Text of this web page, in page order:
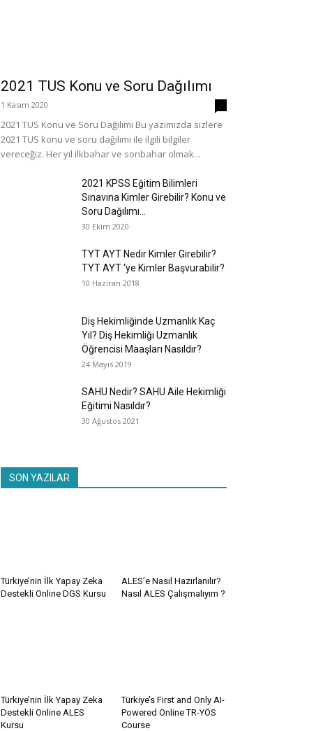
2021 TUS Konu ve Soru Dağılımı
1 Kasım 2020
2021 TUS Konu ve Soru Dağılımı Bu yazımızda sizlere
2021 TUS konu ve soru dağılımı ile ilgili bilgiler
vereceğiz. Her yıl ilkbahar ve sonbahar olmak...
2021 KPSS Eğitim Bilimleri
Sınavına Kimler Girebilir? Konu ve
Soru Dağılımı...
30 Ekim 2020
TYT AYT Nedir Kimler Girebilir?
TYT AYT ‘ye Kimler Başvurabilir?
10 Haziran 2018
Diş Hekimliğinde Uzmanlık Kaç
Yıl? Diş Hekimliği Uzmanlık
Öğrencisi Maaşları Nasıldır?
24 Mayıs 2019
SAHU Nedir? SAHU Aile Hekimliği
Eğitimi Nasıldır?
30 Ağustos 2021
SON YAZILAR
Türkiye’nin İlk Yapay Zeka
Destekli Online DGS Kursu
ALES’e Nasıl Hazırlanılır?
Nasıl ALES Çalışmalıyım ?
Türkiye’nin İlk Yapay Zeka
Destekli Online ALES
Kursu
Türkiye’s First and Only AI-
Powered Online TR-YÖS
Course